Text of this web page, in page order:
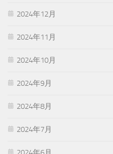
2024年12月
2024年11月
2024年10月
2024年9月
2024年8月
2024年7月